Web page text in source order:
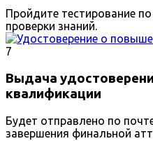
Пройдите тестирование
проверки знаний.
7
Выдача
квалификации
Будет отправлено по
завершения финальной